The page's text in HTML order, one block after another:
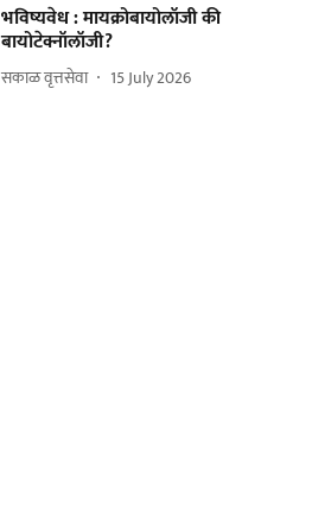
भविष्यवेध : मायक्रोबायोलॉजी की
बायोटेक्नॉलॉजी?
सकाळ वृत्तसेवा 15 July 2026